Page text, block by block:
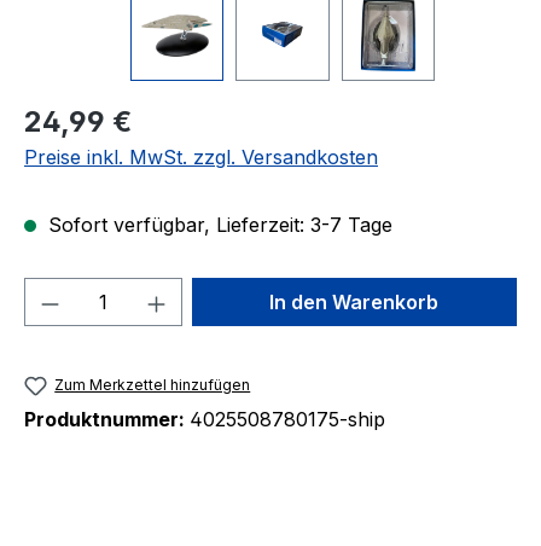
Regulärer Preis:
24,99 €
Preise inkl. MwSt. zzgl. Versandkosten
Sofort verfügbar, Lieferzeit: 3-7 Tage
Produkt Anzahl: Gib denIn den Warenkorb
Zum Merkzettel hinzufügen
Produktnummer: 4025508780175-ship